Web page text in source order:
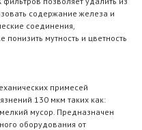
содержание железа и
соединения,
понизить мутность и цветность
примесей
130 мкм таких как:
мусор. Предназначен
оборудования от